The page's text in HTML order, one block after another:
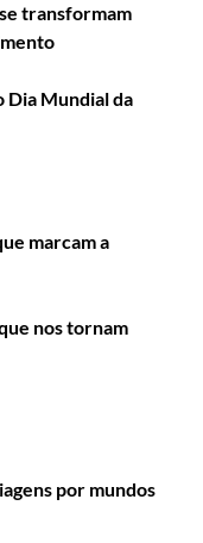
transformam
Dia Mundial da
marcam a
nos tornam
por mundos